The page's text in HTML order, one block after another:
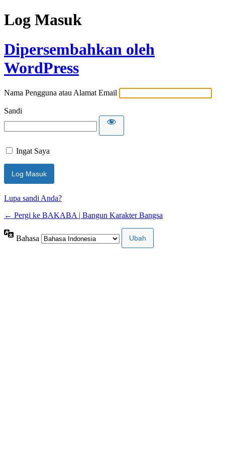
Log Masuk
Dipersembahkan oleh
WordPress
Nama Pengguna atau Alamat Email
Sandi
Ingat Saya
Lupa sandi Anda?
← Pergi ke BAKABA | Bangun Karakter Bangsa
Bahasa